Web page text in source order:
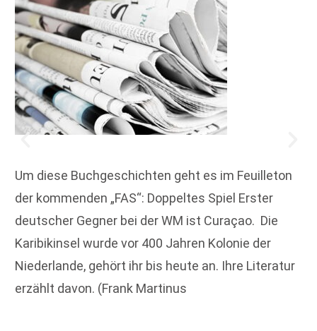
Um diese Buchgeschichten geht es im Feuilleton
der kommenden „FAS“: Doppeltes Spiel Erster
deutscher Gegner bei der WM ist Curaçao. Die
Karibik­insel wurde vor 400 Jahren Kolonie der
Niederlande, gehört ihr bis heute an. Ihre Literatur
erzählt davon. (Frank Martinus